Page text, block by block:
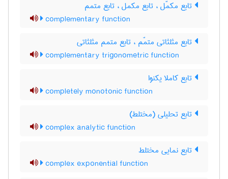
تابع مکمّل ، تابع مکمل ، تابع متمم
complementary function
تابع مثلثاتی متمّم ، تابع متمم مثلثاتی
complementary trigonometric function
تابع کاملا یکنوا
completely monotonic function
تابع تحلیلی (مختلط)
complex analytic function
تابع نمایی مختلط
complex exponential function